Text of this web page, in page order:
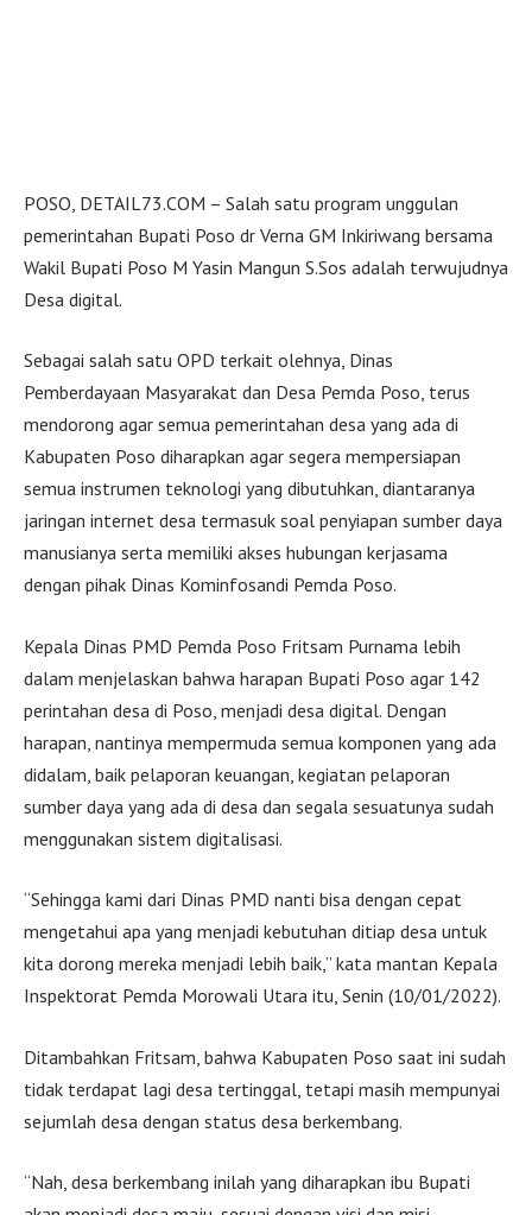
POSO, DETAIL73.COM – Salah satu program unggulan
pemerintahan Bupati Poso dr Verna GM Inkiriwang bersama
Wakil Bupati Poso M Yasin Mangun S.Sos adalah terwujudnya
Desa digital.
Sebagai salah satu OPD terkait olehnya, Dinas
Pemberdayaan Masyarakat dan Desa Pemda Poso, terus
mendorong agar semua pemerintahan desa yang ada di
Kabupaten Poso diharapkan agar segera mempersiapan
semua instrumen teknologi yang dibutuhkan, diantaranya
jaringan internet desa termasuk soal penyiapan sumber daya
manusianya serta memiliki akses hubungan kerjasama
dengan pihak Dinas Kominfosandi Pemda Poso.
Kepala Dinas PMD Pemda Poso Fritsam Purnama lebih
dalam menjelaskan bahwa harapan Bupati Poso agar 142
perintahan desa di Poso, menjadi desa digital. Dengan
harapan, nantinya mempermuda semua komponen yang ada
didalam, baik pelaporan keuangan, kegiatan pelaporan
sumber daya yang ada di desa dan segala sesuatunya sudah
menggunakan sistem digitalisasi.
“Sehingga kami dari Dinas PMD nanti bisa dengan cepat
mengetahui apa yang menjadi kebutuhan ditiap desa untuk
kita dorong mereka menjadi lebih baik,” kata mantan Kepala
Inspektorat Pemda Morowali Utara itu, Senin (10/01/2022).
Ditambahkan Fritsam, bahwa Kabupaten Poso saat ini sudah
tidak terdapat lagi desa tertinggal, tetapi masih mempunyai
sejumlah desa dengan status desa berkembang.
“Nah, desa berkembang inilah yang diharapkan ibu Bupati